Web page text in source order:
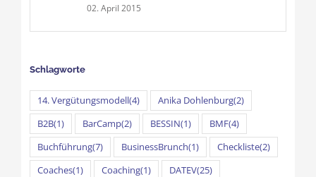
02. April 2015
Schlagworte
14. Vergütungsmodell(4) Anika Dohlenburg(2)
B2B(1) BarCamp(2) BESSIN(1) BMF(4)
Buchführung(7) BusinessBrunch(1) Checkliste(2)
Coaches(1) Coaching(1) DATEV(25)